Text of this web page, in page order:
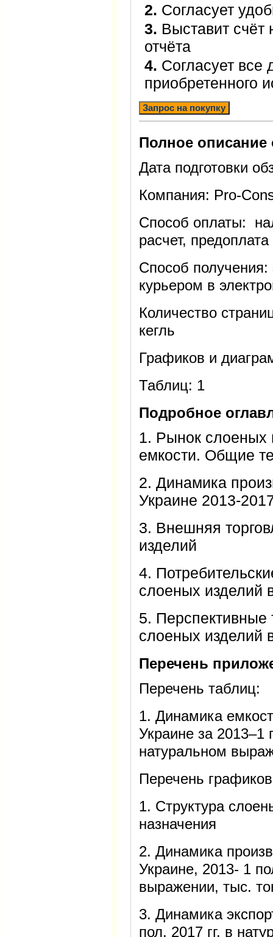
2. Согласует
3. Выставит счёт
отчёта
4. Согласует все
приобретенного
Запрос на покупку
Полное описание
Дата подготовки
Компания: Pro-
Способ оплаты:
расчет, предоплата
Способ получения:
курьером в
Количество
кегль
Графиков и
Таблиц: 1
Подробное
1. Рынок слоеных
емкости. Общие
2. Динамика
Украине 2013-
3. Внешняя
изделий
4.
слоеных изделий
5. Перспективные
слоеных изделий
Перечень
Перечень таблиц:
1. Динамика
Украине за 2013–1
натуральном
Перечень
1. Структура
назначения
2. Динамика
Украине, 2013- 1
выражении, тыс.
3. Динамика
пол. 2017 гг. в